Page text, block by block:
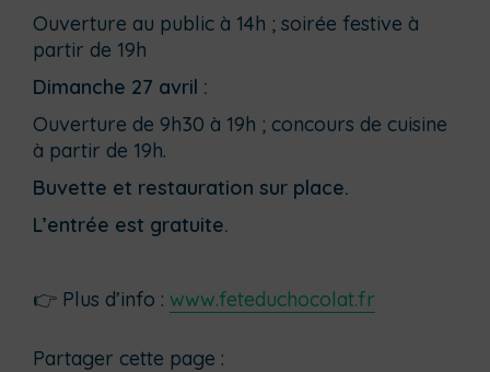
Ouverture au public à 14h ; soirée festive à
partir de 19h
Dimanche 27 avril :
Ouverture de 9h30 à 19h ; concours de cuisine
à partir de 19h.
Buvette et restauration sur place.
L’entrée est gratuite.
👉 Plus d’info : www.feteduchocolat.fr
Partager cette page :